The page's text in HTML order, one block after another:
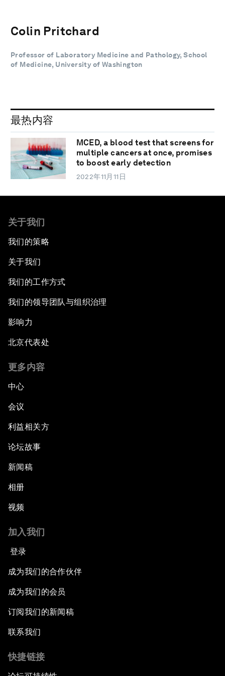
Colin Pritchard
Professor of Laboratory Medicine and Pathology, School
of Medicine, University of Washington
最热内容
MCED, a blood test that screens for
multiple cancers at once, promises
to boost early detection
2022年11月11日
关于我们
我们的策略
关于我们
我们的工作方式
我们的领导团队与组织治理
影响力
北京代表处
更多内容
中心
会议
利益相关方
论坛故事
新闻稿
相册
视频
加入我们
登录
成为我们的合作伙伴
成为我们的会员
订阅我们的新闻稿
联系我们
快捷链接